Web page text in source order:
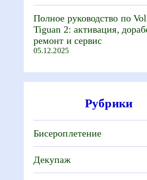
Полное руководство по
Tiguan 2: активация,
ремонт и сервис
05.12.2025
Рубрики
Бисероплетение
Декупаж